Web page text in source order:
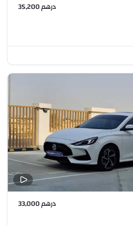
درهم 35,200
درهم 33,000